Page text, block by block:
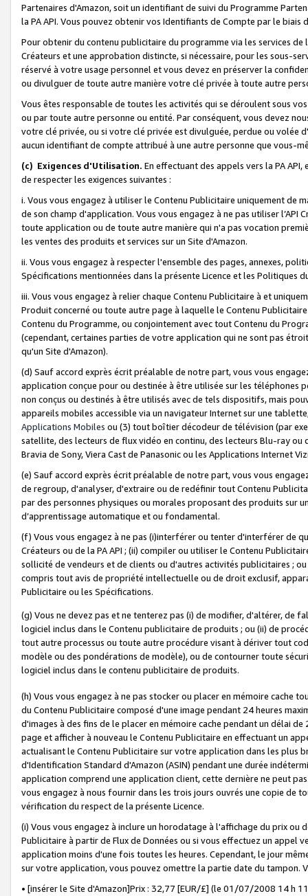
Partenaires d'Amazon, soit un identifiant de suivi du Programme
la PA API. Vous pouvez obtenir vos Identifiants de Compte par le biais
Pour obtenir du contenu publicitaire du programme via les services
Créateurs et une approbation distincte, si nécessaire, pour les sous-
réservé à votre usage personnel et vous devez en préserver la
ou divulguer de toute autre manière votre clé privée à toute autre
Vous êtes responsable de toutes les activités qui se déroulent sous
ou par toute autre personne ou entité. Par conséquent, vous devez
votre clé privée, ou si votre clé privée est divulguée, perdue ou volée
aucun identifiant de compte attribué à une autre personne que vous-
(c) Exigences d'Utilisation. En effectuant des appels vers la PA
de respecter les exigences suivantes :
i. Vous vous engagez à utiliser le Contenu Publicitaire uniquement de
de son champ d'application. Vous vous engagez à ne pas utiliser l’API
toute application ou de toute autre manière qui n'a pas vocation
les ventes des produits et services sur un Site d'Amazon.
ii. Vous vous engagez à respecter l'ensemble des pages, annexes,
Spécifications mentionnées dans la présente Licence et les Politiques
iii. Vous vous engagez à relier chaque Contenu Publicitaire à et
Produit concerné ou toute autre page à laquelle le Contenu
Contenu du Programme, ou conjointement avec tout Contenu du
(cependant, certaines parties de votre application qui ne sont pas
qu'un Site d'Amazon).
(d) Sauf accord exprès écrit préalable de notre part, vous vous
application conçue pour ou destinée à être utilisée sur les téléphones
non conçus ou destinés à être utilisés avec de tels dispositifs, mais
appareils mobiles accessible via un navigateur Internet sur une
Applications Mobiles ou (3) tout boîtier décodeur de télévision (par
satellite, des lecteurs de flux vidéo en continu, des lecteurs Blu-ray
Bravia de Sony, Viera Cast de Panasonic ou les Applications Internet
(e) Sauf accord exprès écrit préalable de notre part, vous vous
de regroup, d'analyser, d'extraire ou de redéfinir tout Contenu
par des personnes physiques ou morales proposant des produits sur
d’apprentissage automatique et ou fondamental.
(f) Vous vous engagez à ne pas (i)interférer ou tenter d'interférer de
Créateurs ou de la PA API ; (ii) compiler ou utiliser le Contenu
sollicité de vendeurs et de clients ou d'autres activités publicitaires ;
compris tout avis de propriété intellectuelle ou de droit exclusif,
Publicitaire ou les Spécifications.
(g) Vous ne devez pas et ne tenterez pas (i) de modifier, d'altérer, de
logiciel inclus dans le Contenu publicitaire de produits ; ou (ii) de
tout autre processus ou toute autre procédure visant à dériver tout
modèle ou des pondérations de modèle), ou de contourner toute
logiciel inclus dans le contenu publicitaire de produits.
(h) Vous vous engagez à ne pas stocker ou placer en mémoire cache
du Contenu Publicitaire composé d'une image pendant 24 heures
d'images à des fins de le placer en mémoire cache pendant un délai
page et afficher à nouveau le Contenu Publicitaire en effectuant un
actualisant le Contenu Publicitaire sur votre application dans les plus
d'Identification Standard d'Amazon (ASIN) pendant une durée
application comprend une application client, cette dernière ne peut
vous engagez à nous fournir dans les trois jours ouvrés une copie de
vérification du respect de la présente Licence.
(i) Vous vous engagez à inclure un horodatage à l'affichage du prix
Publicitaire à partir de Flux de Données ou si vous effectuez un appel
application moins d'une fois toutes les heures. Cependant, le jour
sur votre application, vous pouvez omettre la partie date du tampon.
• [insérer le Site d'Amazon]Prix : 32,77 [EUR/£] (le 01/07/2008 14 h